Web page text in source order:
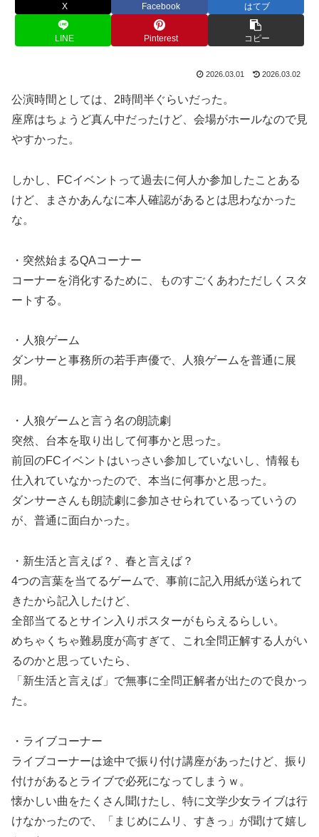
X Facebook はてブ
LINE Pinterest コピー
2026.03.01 2026.03.02
公演時間としては、2時間半ぐらいだった。
座席はちょうど真ん中だったけど、会場がホールなので見
やすかった。
しかし、FCイベントって過去に何人か参加したことある
けど、まさかあんなに本人確認があるとは思わなかった
な。
・突然始まるQAコーナー
コーナーを消化するために、ものすごくあわただしくスタ
ートする。
・人狼ゲーム
ダンサーと事務所の若手声優で、人狼ゲームを普通に展
開。
・人狼ゲームと言う名の朗読劇
突然、台本を取り出して何事かと思った。
前回のFCイベントはいっさい参加していないし、情報も
仕入れていなかったので、本当に何事かと思った。
ダンサーさんも朗読劇に参加させられているっていうの
が、普通に面白かった。
・新生活と言えば？、春と言えば？
4つの言葉を当てるゲームで、事前に記入用紙が送られて
きたから記入したけど、
全部当てるとサイン入りポスターがもらえるらしい。
めちゃくちゃ難易度が高すぎて、これ全問正解する人がい
るのかと思っていたら、
「新生活と言えば」で無事に全問正解者が出たので良かっ
た。
・ライブコーナー
ライブコーナーは途中で振り付け講座があったけど、振り
付けがあるとライブで必死になってしまうｗ。
懐かしい曲をたくさん聞けたし、特に文学少女ライブは行
けなかったので、「まじめにムリ、すきっ」が聞けて嬉し